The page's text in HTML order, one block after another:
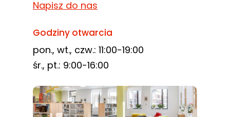
Napisz do nas
Godziny otwarcia
pon., wt., czw.: 11:00-19:00
śr., pt.: 9:00-16:00